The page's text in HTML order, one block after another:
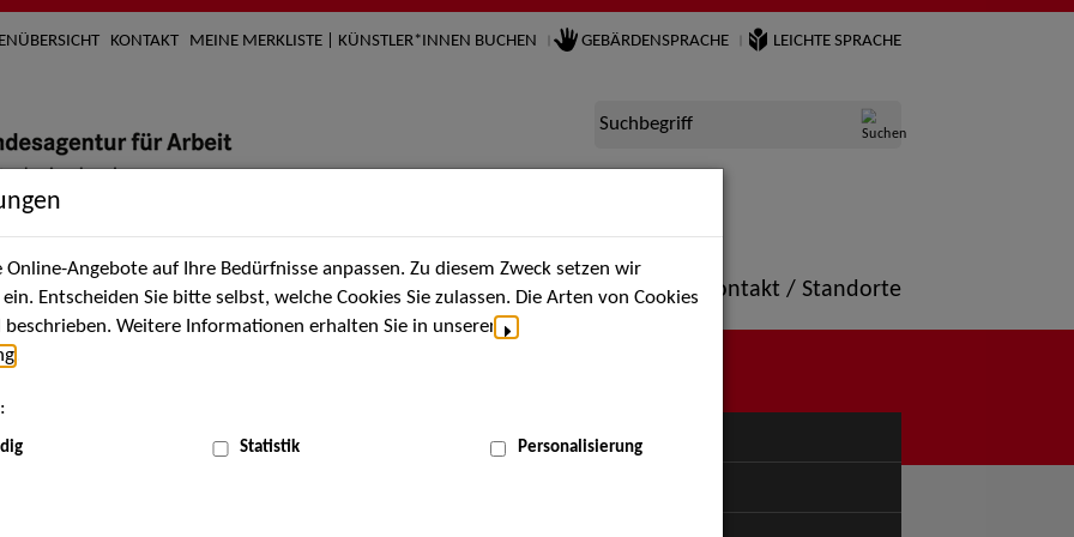
KONTAKT MEINE MERKLISTE | KÜNSTLER*INNEN BUCHEN GEBÄRDENSPRACHE LEICHTE SPRACHE
Suchbegriff
Künstler*innen Über uns Aktuelles Termine Portfolio Kontakt / Standorte
MENÜ
Angebote auf Ihre Bedürfnisse anpassen. Zu diesem Zweck setzen wir
Entscheiden Sie bitte selbst, welche Cookies Sie zulassen. Die Arten von Cookies
Weitere Informationen erhalten Sie in unserer
Statistik Personalisierung